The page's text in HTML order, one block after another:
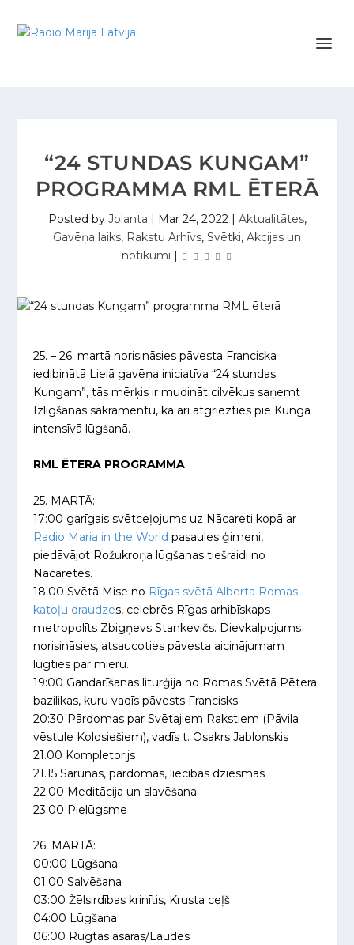
“24 STUNDAS KUNGAM”
PROGRAMMA RML ĒTERĀ
Posted by Jolanta | Mar 24, 2022| Aktualitātes,
Gavēņa laiks, Rakstu Arhīvs, Svētki, Akcijas un
notikumi |
25. – 26. martā norisināsies pāvesta Franciska
iedibinātā Lielā gavēņa iniciatīva “24 stundas
Kungam”, tās mērķis ir mudināt cilvēkus saņemt
Izlīgšanas sakramentu, kā arī atgriezties pie Kunga
intensīvā lūgšanā.
RML ĒTERA PROGRAMMA
25. MARTĀ:
17:00 garīgais svētceļojums uz Nācareti kopā ar
Radio Maria in the World pasaules ģimeni,
piedāvājot Rožukroņa lūgšanas tiešraidi no
Nācaretes.
18:00 Svētā Mise no Rīgas svētā Alberta Romas
katoļu draudzes, celebrēs Rīgas arhibīskaps
metropolīts Zbigņevs Stankevičs. Dievkalpojums
norisināsies, atsaucoties pāvesta aicinājumam
lūgties par mieru.
19:00 Gandarīšanas liturģija no Romas Svētā Pētera
bazilikas, kuru vadīs pāvests Francisks.
20:30 Pārdomas par Svētajiem Rakstiem (Pāvila
vēstule Kolosiešiem), vadīs t. Osakrs Jabloņskis
21.00 Kompletorijs
21.15 Sarunas, pārdomas, liecības dziesmas
22:00 Meditācija un slavēšana
23:00 Pielūgsme
26. MARTĀ:
00:00 Lūgšana
01:00 Salvēšana
03:00 Žēlsirdības krinītis, Krusta ceļš
04:00 Lūgšana
06:00 Rūgtās asaras/Laudes